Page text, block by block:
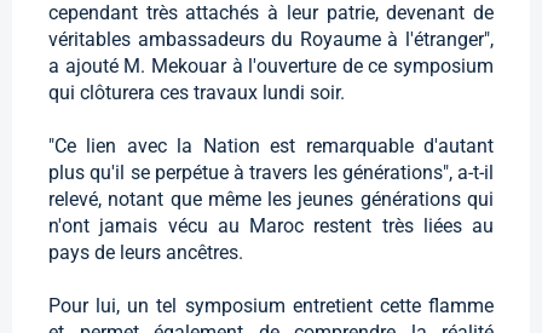
cependant très attachés à leur patrie, devenant de
véritables ambassadeurs du Royaume à l'étranger",
a ajouté M. Mekouar à l'ouverture de ce symposium
qui clôturera ces travaux lundi soir.
"Ce lien avec la Nation est remarquable d'autant
plus qu'il se perpétue à travers les générations", a-t-il
relevé, notant que même les jeunes générations qui
n'ont jamais vécu au Maroc restent très liées au
pays de leurs ancêtres.
Pour lui, un tel symposium entretient cette flamme